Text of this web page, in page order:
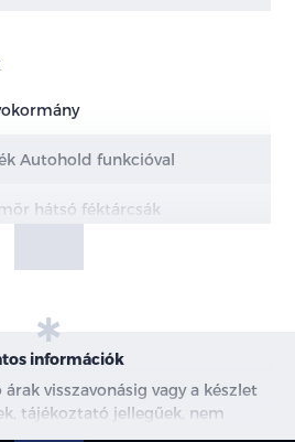
Autohold funkcióval
hátsó féktárcsák
biztonsági öv rögzítési
információk
visszavonásig vagy a készlet
tájékoztató jellegűek, nem
a képek csak illusztrációk. A